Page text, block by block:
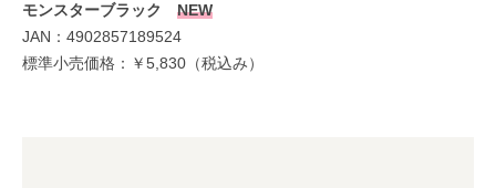
モンスターブラック
NEW
JAN：4902857189524
標準小売価格：￥5,830（税込み）